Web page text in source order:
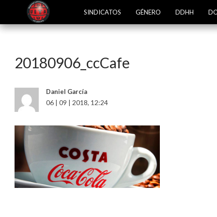
SINDICATOS GÉNERO DDHH
20180906_ccCafe
Daniel García
06 | 09 | 2018, 12:24